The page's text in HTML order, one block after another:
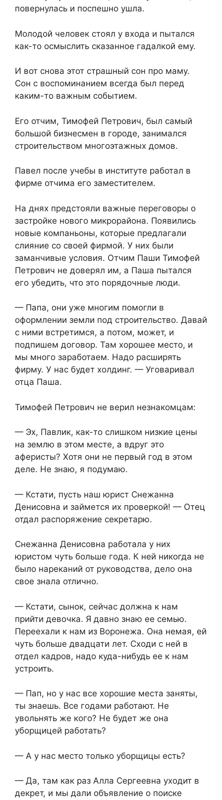
повернулась и поспешно ушла.
Молодой человек стоял у входа и пытался
как-то осмыслить сказанное гадалкой ему.
И вот снова этот страшный сон про маму.
Сон с воспоминанием всегда был перед
каким-то важным событием.
Его отчим, Тимофей Петрович, был самый
большой бизнесмен в городе, занимался
строительством многоэтажных домов.
Павел после учебы в институте работал в
фирме отчима его заместителем.
На днях предстояли важные переговоры о
застройке нового микрорайона. Появились
новые компаньоны, которые предлагали
слияние со своей фирмой. У них были
заманчивые условия. Отчим Паши Тимофей
Петрович не доверял им, а Паша пытался
его убедить, что это порядочные люди.
— Папа, они уже многим помогли в
оформлении земли под строительство. Давай
с ними встретимся, а потом, может, и
подпишем договор. Там хорошее место, и
мы много заработаем. Надо расширять
фирму. У нас будет холдинг. — Уговаривал
отца Паша.
Тимофей Петрович не верил незнакомцам:
— Эх, Павлик, как-то слишком низкие цены
на землю в этом месте, а вдруг это
аферисты? Хотя они не первый год в этом
деле. Не знаю, я подумаю.
— Кстати, пусть наш юрист Снежанна
Денисовна и займется их проверкой! — Отец
отдал распоряжение секретарю.
Снежанна Денисовна работала у них
юристом чуть больше года. К ней никогда не
было нареканий от руководства, дело она
свое знала отлично.
— Кстати, сынок, сейчас должна к нам
прийти девочка. Я давно знаю ее семью.
Переехали к нам из Воронежа. Она немая, ей
чуть больше двадцати лет. Сходи с ней в
отдел кадров, надо куда-нибудь ее к нам
устроить.
— Пап, но у нас все хорошие места заняты,
ты знаешь. Все годами работают. Не
увольнять же кого? Не будет же она
уборщицей работать?
— А у нас место только уборщицы есть?
— Да, там как раз Алла Сергеевна уходит в
декрет, и мы дали объявление о поиске